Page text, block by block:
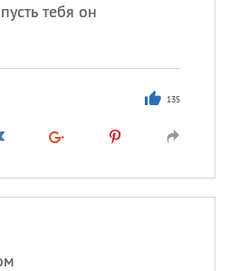
тебя он
135